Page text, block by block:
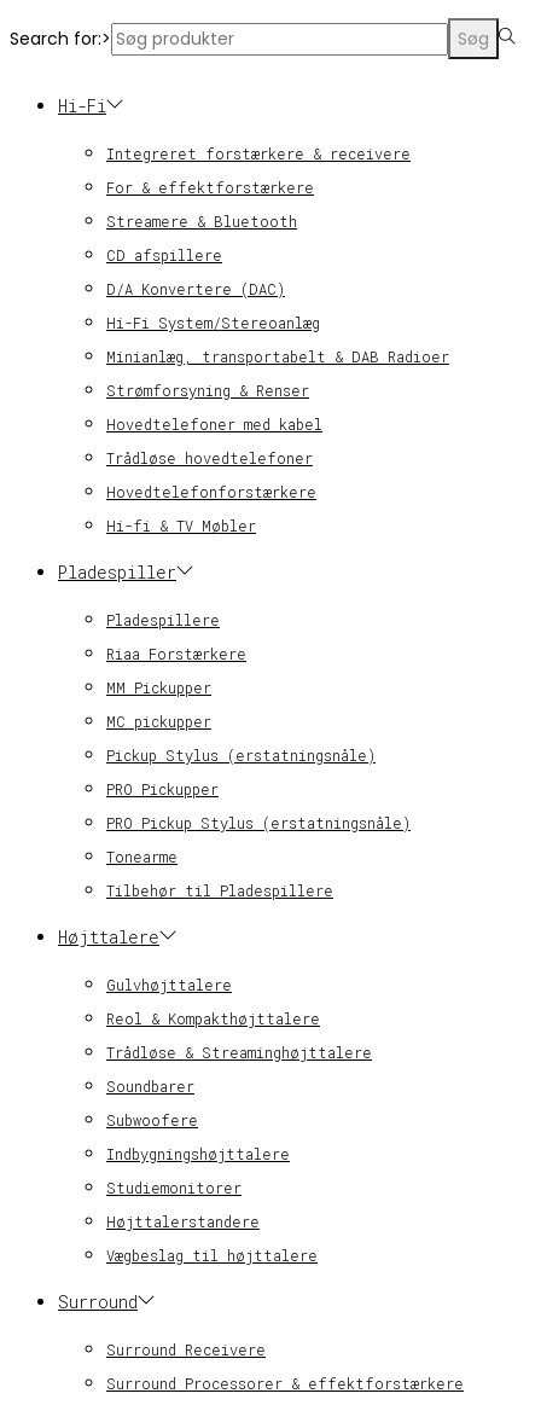
Search for:> Søg
Hi-Fi
Integreret forstærkere & receivere
For & effektforstærkere
Streamere & Bluetooth
CD afspillere
D/A Konvertere (DAC)
Hi-Fi System/Stereoanlæg
Minianlæg, transportabelt & DAB Radioer
Strømforsyning & Renser
Hovedtelefoner med kabel
Trådløse hovedtelefoner
Hovedtelefonforstærkere
Hi-fi & TV Møbler
Pladespiller
Pladespillere
Riaa Forstærkere
MM Pickupper
MC pickupper
Pickup Stylus (erstatningsnåle)
PRO Pickupper
PRO Pickup Stylus (erstatningsnåle)
Tonearme
Tilbehør til Pladespillere
Højttalere
Gulvhøjttalere
Reol & Kompakthøjttalere
Trådløse & Streaminghøjttalere
Soundbarer
Subwoofere
Indbygningshøjttalere
Studiemonitorer
Højttalerstandere
Vægbeslag til højttalere
Surround
Surround Receivere
Surround Processorer & effektforstærkere